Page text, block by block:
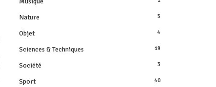
Nature 5
Objet 4
Sciences & Techniques 19
Société 3
Sport 40